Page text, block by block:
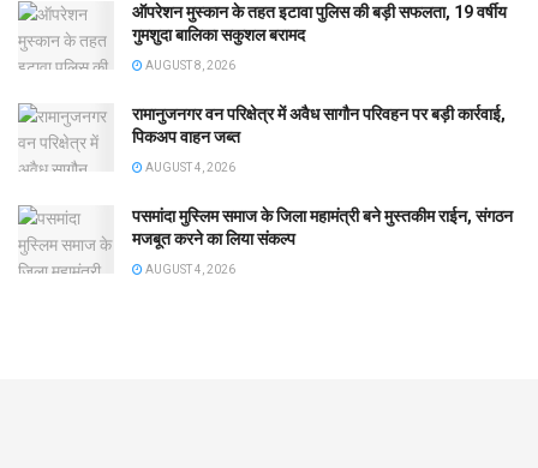
ऑपरेशन मुस्कान के तहत इटावा पुलिस की बड़ी सफलता, 19 वर्षीय
गुमशुदा बालिका सकुशल बरामद
AUGUST 8, 2026
रामानुजनगर वन परिक्षेत्र में अवैध सागौन परिवहन पर बड़ी कार्रवाई,
पिकअप वाहन जब्त
AUGUST 4, 2026
पसमांदा मुस्लिम समाज के जिला महामंत्री बने मुस्तकीम राईन, संगठन
मजबूत करने का लिया संकल्प
AUGUST 4, 2026